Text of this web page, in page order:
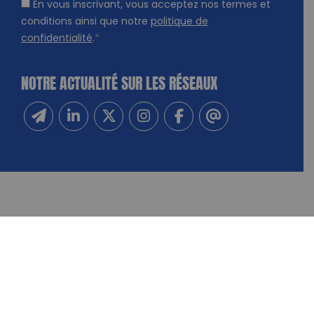
En vous inscrivant, vous acceptez nos termes et
conditions ainsi que notre politique de
confidentialité.*
NOTRE ACTUALITÉ SUR LES RÉSEAUX